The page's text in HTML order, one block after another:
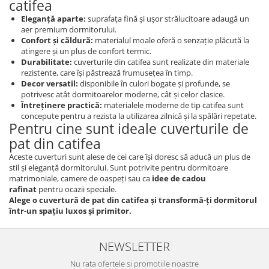
catifea
Eleganță aparte: suprafața fină și ușor strălucitoare adaugă un
aer premium dormitorului.
Confort și căldură: materialul moale oferă o senzație plăcută la
atingere și un plus de confort termic.
Durabilitate: cuverturile din catifea sunt realizate din materiale
rezistente, care își păstrează frumusețea în timp.
Decor versatil: disponibile în culori bogate și profunde, se
potrivesc atât dormitoarelor moderne, cât și celor clasice.
Întreținere practică: materialele moderne de tip catifea sunt
concepute pentru a rezista la utilizarea zilnică și la spălări repetate.
Pentru cine sunt ideale cuverturile de
pat din catifea
Aceste cuverturi sunt alese de cei care își doresc să aducă un plus de
stil și eleganță dormitorului. Sunt potrivite pentru dormitoare
matrimoniale, camere de oaspeți sau ca idee de cadou
rafinat pentru ocazii speciale.
Alege o cuvertură de pat din catifea și transformă-ți dormitorul
într-un spațiu luxos și primitor.
NEWSLETTER
Nu rata ofertele si promotiile noastre